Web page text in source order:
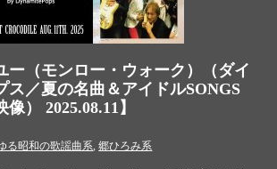
ー（モンロー・ウォーク）（ダイ
ス／夏の名曲＆アイドルSONGS
） 2025.08.11】
る昭和の歌謡曲系,郷ひろみ系